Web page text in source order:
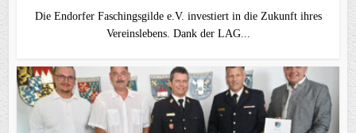
Die Endorfer Faschingsgilde e.V. investiert in die Zukunft ihres
Vereinslebens. Dank der LAG...